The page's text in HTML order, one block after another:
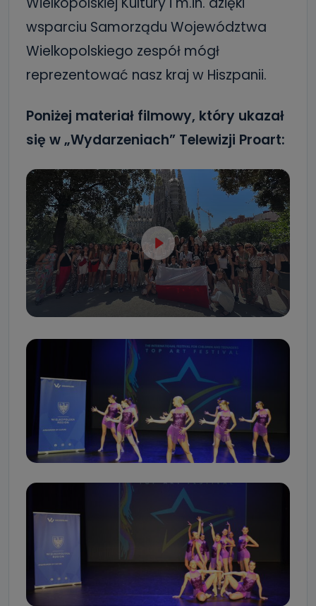
wsparciu Samorządu Województwa
Wielkopolskiego zespół mógł
reprezentować nasz kraj w Hiszpanii.
Poniżej materiał filmowy, który ukazał
się w „Wydarzeniach” Telewizji Proart: